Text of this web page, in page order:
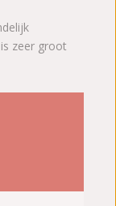
zeer groot